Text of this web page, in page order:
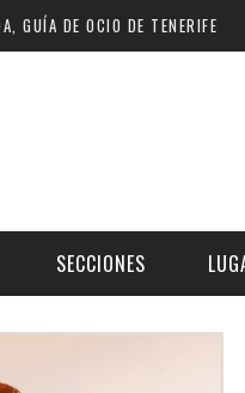
GUÍA DE OCIO DE TENERIFE
SECCIONES